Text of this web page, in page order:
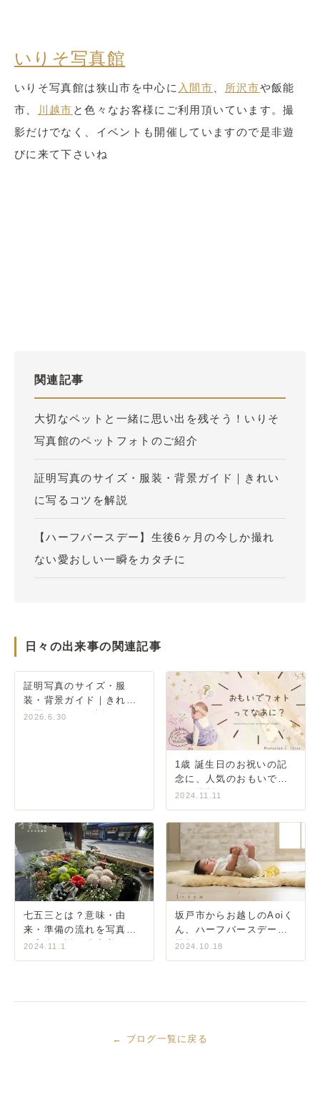
いりそ写真館
いりそ写真館は狭山市を中心に 入間市 所沢市や飯能
市、
川越市 と色々なお客様にご利用頂いています。撮
影だけでなく、イベントも開催していますので是非遊
びに来て下さいね
関連記事
大切なペットと一緒に思い出を残そう！いりそ
写真館のペットフォトのご紹介
証明写真のサイズ・服装・背景ガイド｜きれい
に写るコツを解説
【ハーフバースデー】生後6ヶ月の今しか撮れ
ない愛おしい一瞬をカタチに
日々の出来事の関連記事
証明写真のサイズ・服
装・背景ガイド｜きれい
に写るコツを解説
2026.6.30
1歳 誕生日のお祝いの記
念に、人気のおもいでフ
ォト撮影📸✨
2024.11.11
七五三とは？意味・由
来・準備の流れを写真館
が完全解説｜狭山市いり
2024.11.1
坂戸市からお越しのAoiく
ん、ハーフバースデーの
撮影です。
2024.10.18
← ブログ一覧に戻る